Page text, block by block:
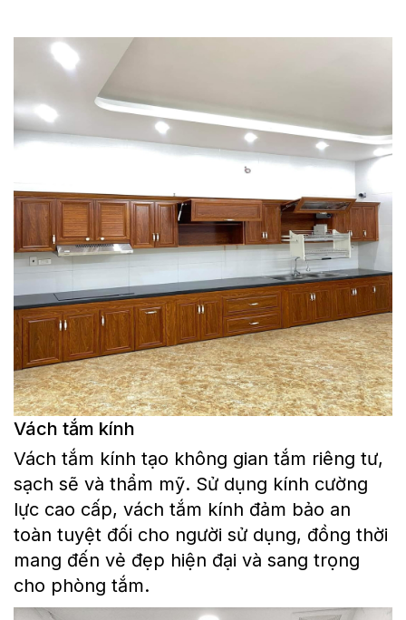
Vách tắm kính
Vách tắm kính tạo không gian tắm riêng tư,
sạch sẽ và thẩm mỹ. Sử dụng kính cường
lực cao cấp, vách tắm kính đảm bảo an
toàn tuyệt đối cho người sử dụng, đồng thời
mang đến vẻ đẹp hiện đại và sang trọng
cho phòng tắm.